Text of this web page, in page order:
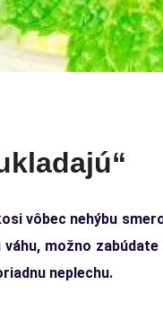
vôbec nehýbu
možno
neplechu.